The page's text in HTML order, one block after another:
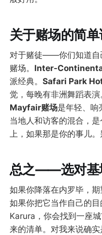
关于赌场的简
对于赌徒——你们知道
赌场。 Inter-
派经典。 Safari Park
觉，每晚有非洲舞蹈表演
Mayfair赌场是年轻、响
当地人和访客的混合，
上，如果那是你的事儿。
总之——选对基
如果你降落在内罗毕，期
如果你把它当作自己的
Karura，你会找到一座
来的清单。对我来说确实